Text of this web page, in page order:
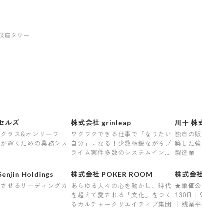
座タワー
ルズ
ラス&オンリーワ
輝くための業務シス
株式会社 grinleap
ワクワクできる仕事で「なりたい
自分」になる！少数精鋭ながらプ
ライム案件多数のシステムインテ
川十 株
独自の
築した
製造業
Holdings
せるリーディングカ
株式会社 POKER ROOM
あらゆる人々の心を動かし、時代
を超えて愛される「文化」をつく
るカルチャークリエイティブ集団
株式会
★単価公
130日
｜残業